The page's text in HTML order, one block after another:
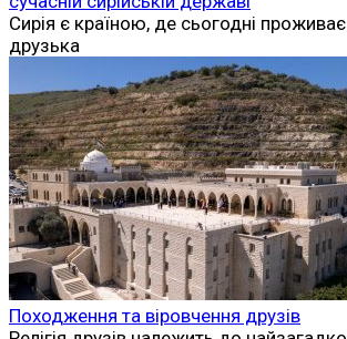
Сирія є країною, де сьогодні
друзька
Походження та віровчення друзів